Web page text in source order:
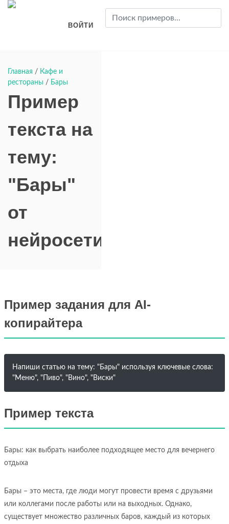
ВОЙТИ
Главная / Кафе и
рестораны / Бары
Пример
текста на
тему:
"Бары"
от
нейросети
Пример задания для AI-
копирайтера
Напиши статью на тему: "Бары" используя ключевые слова:
"Меню", "Пиво", "Вино", "Виски"
Пример текста
Бары: как выбрать наиболее подходящее место для вечернего
отдыха
Бары – это места, где люди могут провести время с друзьями
или коллегами после работы или на выходных. Однако,
существует множество различных баров, каждый из которых